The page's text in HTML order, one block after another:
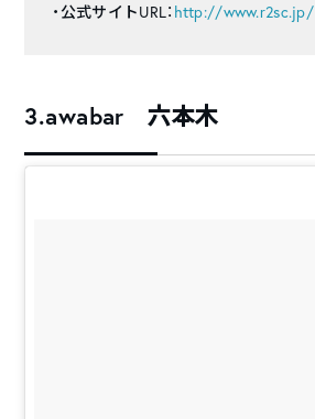
・公式サイトURL： http://www.r2sc.jp/
3.awabar 六本木